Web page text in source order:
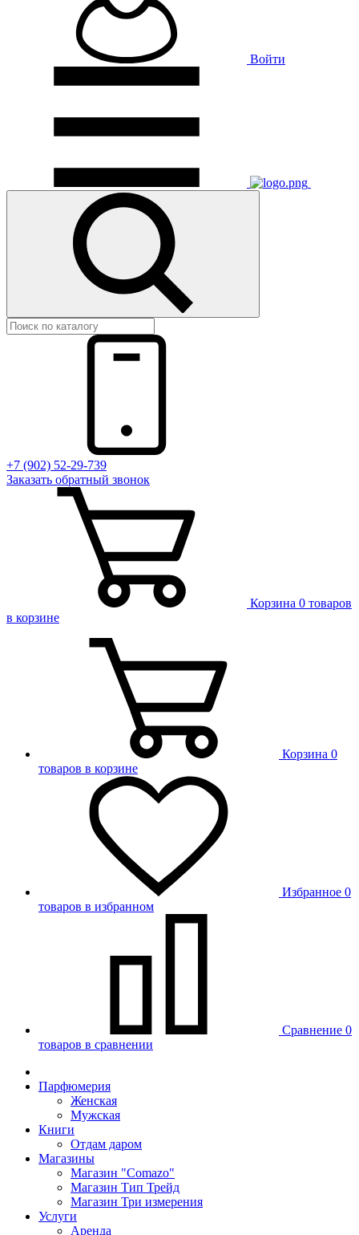
Войти
+7 (902) 52-29-739
Заказать обратный звонок
Корзина 0 товаров
в корзине
Корзина 0
товаров в корзине
Избранное 0
товаров в избранном
Сравнение 0
товаров в сравнении
Парфюмерия
Женская
Мужская
Книги
Отдам даром
Магазины
Магазин "Comazo"
Магазин Тип Трейд
Магазин Три измерения
Услуги
Аренда